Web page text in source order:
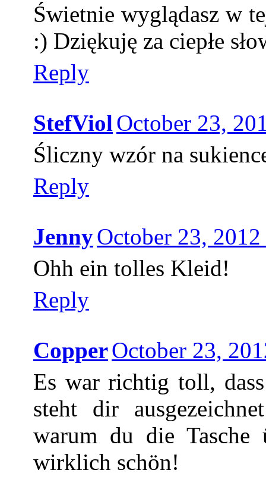
Świetnie wyglądasz w
:) Dziękuję za ciepłe
Reply
StefViol October 23,
Śliczny wzór na
Reply
JennyOctober 23,
Ohh ein tolles Kleid!
Reply
CopperOctober 23,
Es war richtig toll,
steht dir
warum du die
wirklich schön!